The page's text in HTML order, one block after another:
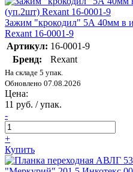
Зажим "крокодил" 5А 40мм в
Rexant 16-0001-9
Артикул: 16-0001-9
Бренд:
Rexant
На складе 5 упак.
Обновлено 07.08.2026
Цена:
11 руб. / упак.
-
+
Купить